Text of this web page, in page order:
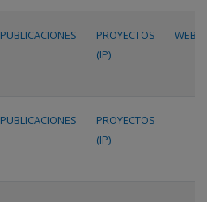
PUBLICACIONES
PROYECTOS
(IP)
WEB
PUBLICACIONES
PROYECTOS
(IP)